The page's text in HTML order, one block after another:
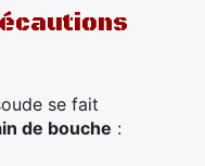
se fait
de bouche :